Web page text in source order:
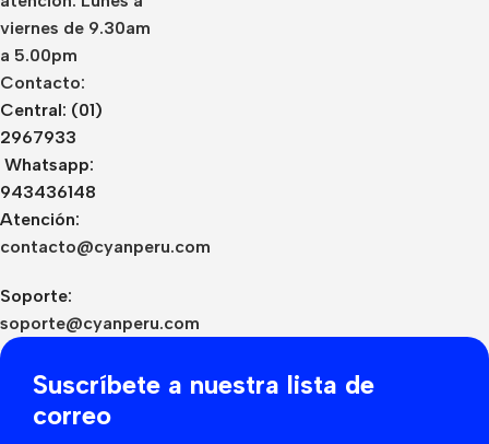
viernes de 9.30am
a 5.00pm
Contacto:
Central: (01)
2967933
Whatsapp:
943436148
Atención:
contacto@cyanperu.com
Soporte:
soporte@cyanperu.com
Suscríbete a nuestra lista de
correo